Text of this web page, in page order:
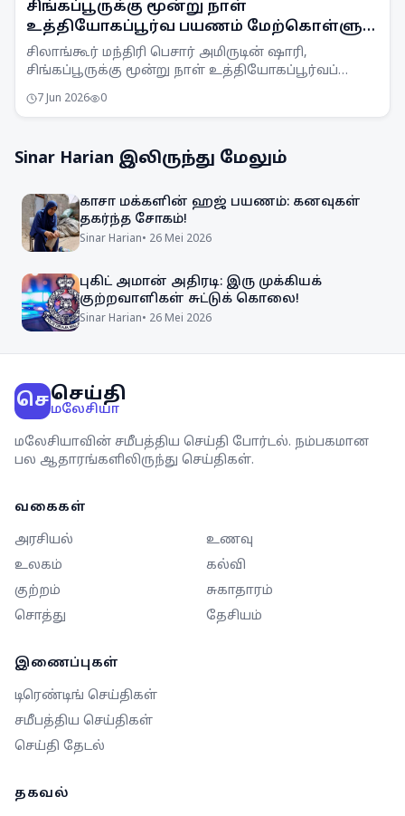
சிங்கப்பூருக்கு மூன்று நாள்
உத்தியோகப்பூர்வ பயணம் மேற்கொள்ளும்
சிலாங்கூர் மந்திரி பெசார்
சிலாங்கூர் மந்திரி பெசார் அமிருடின் ஷாரி,
சிங்கப்பூருக்கு மூன்று நாள் உத்தியோகப்பூர்வப்
பொருளாதாரத் திட்டமிடல் மற்றும் முதலீடு குறித்து
7 Jun 2026 0
Sinar Harian இலிருந்து மேலும்
காசா மக்களின் ஹஜ் பயணம்: கனவுகள்
தகர்ந்த சோகம்!
Sinar Harian• 26 Mei 2026
புகிட் அமான் அதிரடி: இரு முக்கியக்
குற்றவாளிகள் சுட்டுக் கொலை!
Sinar Harian• 26 Mei 2026
செசெய்தி
மலேசியா
மலேசியாவின் சமீபத்திய செய்தி போர்டல். நம்பகமான
பல ஆதாரங்களிலிருந்து செய்திகள்.
வகைகள்
அரசியல்
உணவு
உலகம்
கல்வி
குற்றம்
சுகாதாரம்
சொத்து
தேசியம்
இணைப்புகள்
டிரெண்டிங் செய்திகள்
சமீபத்திய செய்திகள்
செய்தி தேடல்
தகவல்